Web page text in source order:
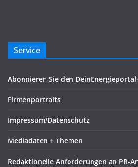
Service
Abonnieren Sie den
Firmenportraits
Impressum/Datenschutz
Mediadaten + Themen
Redaktionelle Anforderungen an PR-